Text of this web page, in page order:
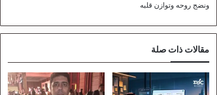
ونضج روحه وتوازن قلبه
مقالات ذات صلة